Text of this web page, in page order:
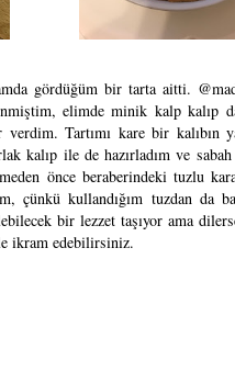
gördüğüm bir tarta aitti.
elimde minik kalp kalıp
Tartımı kare bir kalıbın
kalıp ile de hazırladım ve sabah
önce beraberindeki tuzlu
çünkü kullandığım tuzdan da
bir lezzet taşıyor ama
ikram edebilirsiniz.